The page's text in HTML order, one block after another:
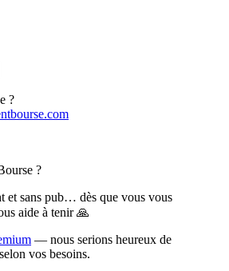
?
?
et sans pub… dès que vous vous
aide à tenir 🙏
— nous serions heureux de
vos besoins.